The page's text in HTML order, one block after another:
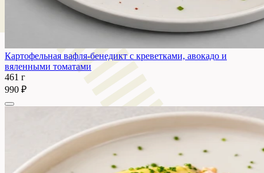
Картофельная вафля-бенедикт с креветками, авокадо и
вяленными томатами
461 г
990 ₽